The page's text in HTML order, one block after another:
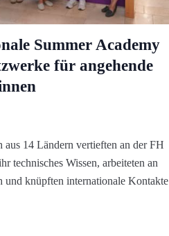
Summer Academy
für angehende
aus 14 Ländern vertieften an der FH
technisches Wissen, arbeiteten an
und knüpften internationale Kontakte